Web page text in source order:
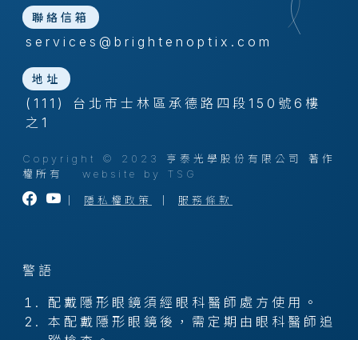
聯絡信箱
services@brightenoptix.com
地址
(111) 台北市士林區承德路四段150號6樓
之1
Copyright © 2023 亨泰光學股份有限公司 著作
權所有 website by TSG
隱私權政策 服務條款
警語
配戴隱形眼鏡須經眼科醫師處方使用。
本配戴隱形眼鏡後，需定期由眼科醫師追